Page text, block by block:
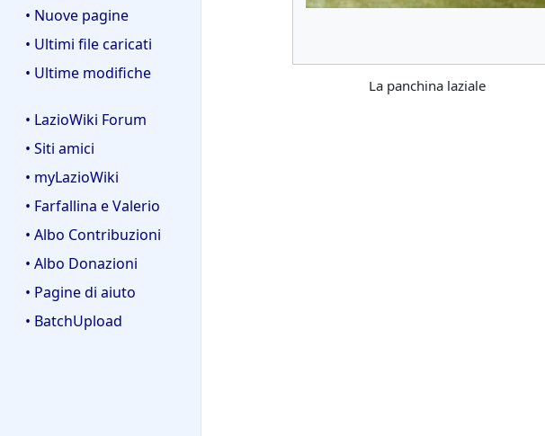
• Nuove pagine
• Ultimi file caricati
• Ultime modifiche
• LazioWiki Forum
• Siti amici
• myLazioWiki
• Farfallina e Valerio
• Albo Contribuzioni
• Albo Donazioni
• Pagine di aiuto
• BatchUpload
La panchina laziale